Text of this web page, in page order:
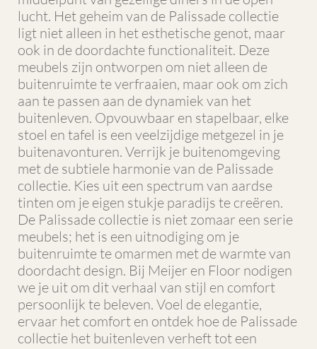
lucht. Het geheim van de Palissade collectie
ligt niet alleen in het esthetische genot, maar
ook in de doordachte functionaliteit. Deze
meubels zijn ontworpen om niet alleen de
buitenruimte te verfraaien, maar ook om zich
aan te passen aan de dynamiek van het
buitenleven. Opvouwbaar en stapelbaar, elke
stoel en tafel is een veelzijdige metgezel in je
buitenavonturen. Verrijk je buitenomgeving
met de subtiele harmonie van de Palissade
collectie. Kies uit een spectrum van aardse
tinten om je eigen stukje paradijs te creëren.
De Palissade collectie is niet zomaar een serie
meubels; het is een uitnodiging om je
buitenruimte te omarmen met de warmte van
doordacht design. Bij Meijer en Floor nodigen
we je uit om dit verhaal van stijl en comfort
persoonlijk te beleven. Voel de elegantie,
ervaar het comfort en ontdek hoe de Palissade
collectie het buitenleven verheft tot een